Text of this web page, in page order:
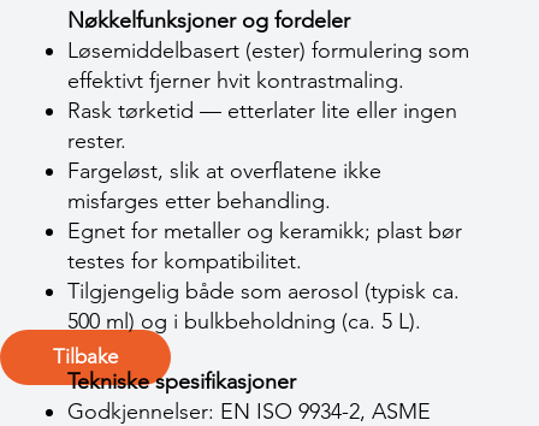
Tilbake
Nøkkelfunksjoner og fordeler
Løsemiddelbasert (ester) formulering som
effektivt fjerner hvit kontrastmaling.
Rask tørketid — etterlater lite eller ingen
rester.
Fargeløst, slik at overflatene ikke
misfarges etter behandling.
Egnet for metaller og keramikk; plast bør
testes for kompatibilitet.
Tilgjengelig både som aerosol (typisk ca.
500 ml) og i bulkbeholdning (ca. 5 L).
Tekniske spesifikasjoner
Godkjennelser: EN ISO 9934-2, ASME